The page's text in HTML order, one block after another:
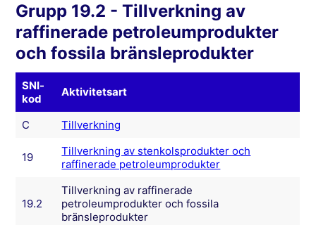
Grupp 19.2 - Tillverkning av
raffinerade petroleumprodukter
och fossila bränsleprodukter
SNI-
kod
Aktivitetsart
C Tillverkning
19
Tillverkning av stenkolsprodukter och
raffinerade petroleumprodukter
19.2
Tillverkning av raffinerade
petroleumprodukter och fossila
bränsleprodukter